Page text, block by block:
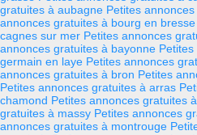
gratuites à aubagne Petites
annonces gratuites à bourg en bresse
cagnes sur mer Petites annonces
annonces gratuites à bayonne
germain en laye Petites annonces
annonces gratuites à bron Petites
Petites annonces gratuites à arras
chamond Petites annonces gratuites
gratuites à massy Petites annonces
annonces gratuites à montrouge